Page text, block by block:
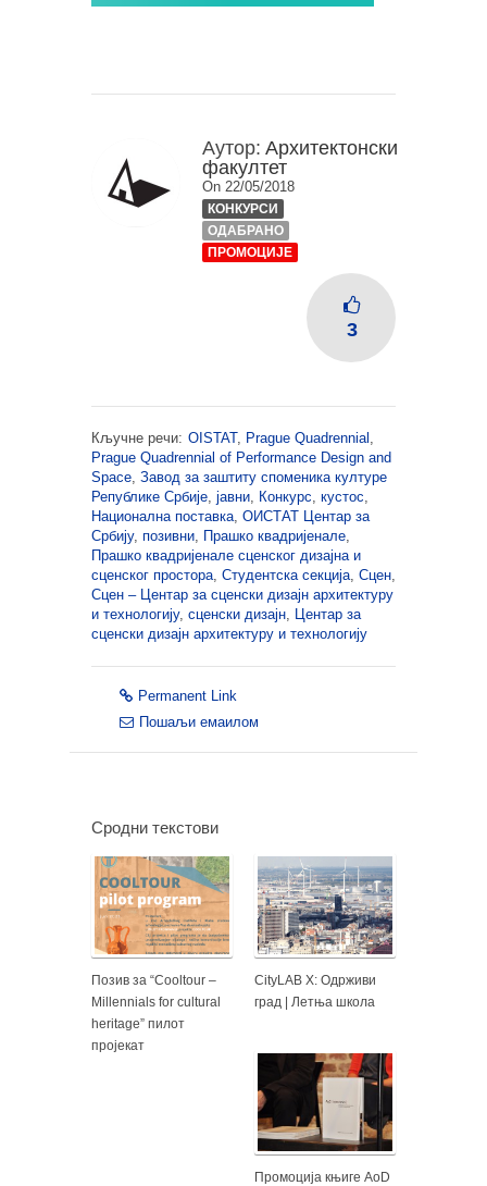
Аутор: Архитектонски
факултет
On 22/05/2018
КОНКУРСИ
ОДАБРАНО
ПРОМОЦИЈЕ
3
Кључне речи: OISTAT, Prague Quadrennial
Prague Quadrennial of Performance Design and
Space Завод за заштиту споменика културе
Републике Србије јавни Конкурс кустос
Национална поставка ОИСТАТ Центар за
Србију, позивни Прашко квадријенале
Прашко квадријенале сценског дизајна и
сценског простора Студентска секција Сцен
Сцен – Центар за сценски дизајн архитектуру
и технологију, сценски дизајн
Центар за
сценски дизајн архитектуру и технологију
Permanent Link
Пошаљи емаилом
Сродни текстови
Позив за “Cooltour –
Millennials for cultural
heritage” пилот
пројекат
CityLAB X: Одрживи
град | Летња школа
Промоција књиге AoD